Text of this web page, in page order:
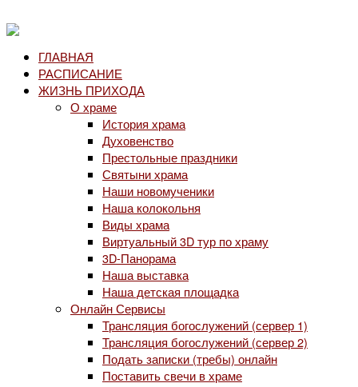
ГЛАВНАЯ
РАСПИСАНИЕ
ЖИЗНЬ ПРИХОДА
О храме
История храма
Духовенство
Престольные праздники
Святыни храма
Наши новомученики
Наша колокольня
Виды храма
Виртуальный 3D тур по храму
3D-Панорама
Наша выставка
Наша детская площадка
Онлайн Сервисы
Трансляция богослужений (сервер 1)
Трансляция богослужений (сервер 2)
Подать записки (требы) онлайн
Поставить свечи в храме